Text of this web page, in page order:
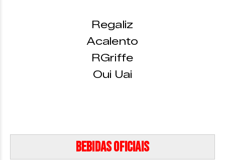
Regaliz
Acalento
RGriffe
Oui Uai
Bebidas oficiais